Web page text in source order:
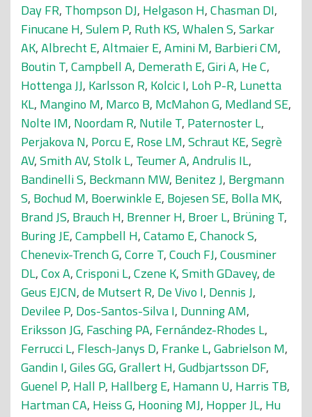
Day FR, Thompson DJ, Helgason H,Chasman DI,
Finucane H,Sulem P, Ruth KS,Whalen S,Sarkar
AK,Albrecht E,Altmaier E,Amini M, Barbieri CM,
Boutin T,Campbell A, Demerath E,Giri A, He C,
Hottenga JJ, Karlsson R, Kolcic I, Loh P-R, Lunetta
KL, Mangino M, Marco B, McMahon G, Medland SE,
Nolte IM, Noordam R, Nutile T, Paternoster L,
Perjakova N, Porcu E, Rose LM,Schraut KE,Segrè
AV,Smith AV,Stolk L, Teumer A,Andrulis IL,
Bandinelli S, Beckmann MW, Benitez J, Bergmann
S, Bochud M, Boerwinkle E, Bojesen SE, Bolla MK,
Brand JS, Brauch H, Brenner H, Broer L, Brüning T,
Buring JE,Campbell H,Catamo E,Chanock S,
Chenevix-Trench G,Corre T,Couch FJ,Cousminer
DL,Cox A,Crisponi L,Czene K,Smith GDavey,de
Geus EJCN,de Mutsert R, De Vivo I, Dennis J,
Devilee P, Dos-Santos-Silva I, Dunning AM,
Eriksson JG, Fasching PA, Fernández-Rhodes L,
Ferrucci L, Flesch-Janys D, Franke L,Gabrielson M,
Gandin I,Giles GG,Grallert H,Gudbjartsson DF,
Guenel P, Hall P, Hallberg E, Hamann U, Harris TB,
Hartman CA, Heiss G, Hooning MJ, Hopper JL, Hu